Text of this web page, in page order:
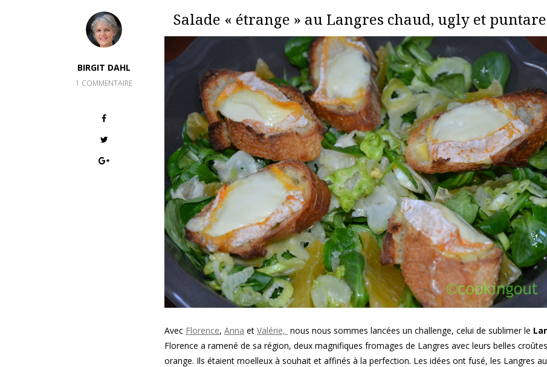
BIRGIT DAHL
1 COMMENTAIRE
Salade « étrange » au Langres chaud, ugly et
Avec Florence, Anna et Valérie, nous nous sommes lancées un challenge, celui de sublimer le
Florence a ramené de sa région, deux magnifiques fromages de Langres avec leurs belles croûtes
orange. Ils étaient moelleux à souhait et affinés à la perfection. Les idées ont fusé, les Langres